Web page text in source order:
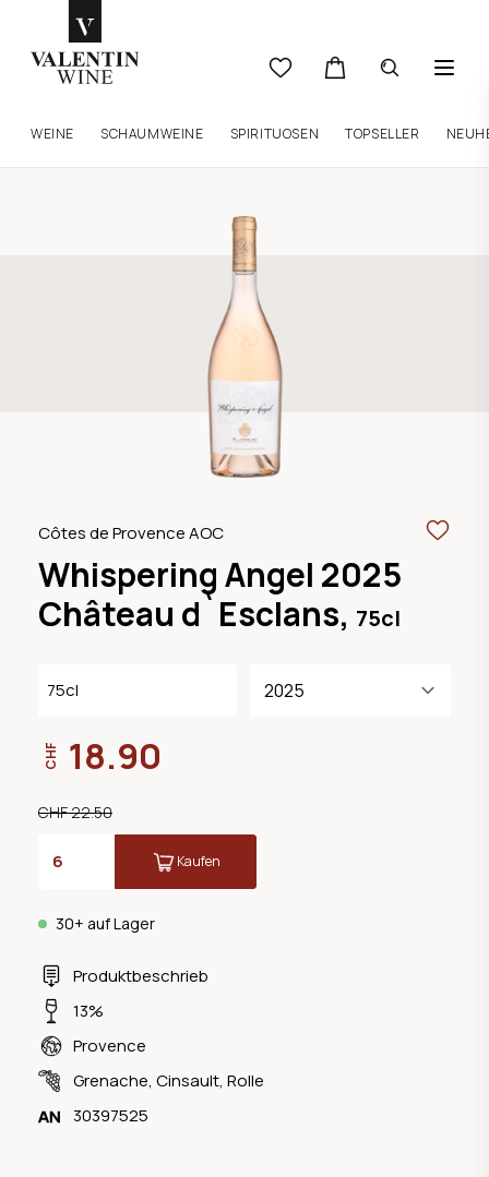
WEINE SCHAUMWEINE SPIRITUOSEN TOPSELLER
Côtes de Provence AOC
Whispering Angel 2025
Château d`Esclans, 75cl
Produktbeschrieb
13%
Provence
Grenache, Cinsault, Rolle
30397525
75cl
30+ auf Lager
CHF 18.90
CHF 22.50
Kaufen